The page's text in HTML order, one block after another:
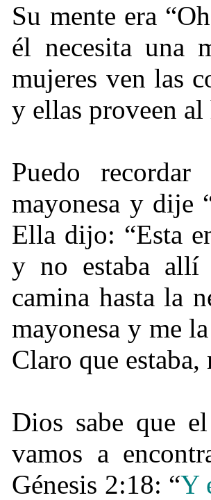
Su mente era
él necesita una
mujeres ven las
y ellas proveen
Puedo
mayonesa y dije
Ella dijo: “Esta
y no estaba allí
camina hasta la
mayonesa y me
Claro que
Dios sabe que
vamos a
Génesis 2:18: “Y